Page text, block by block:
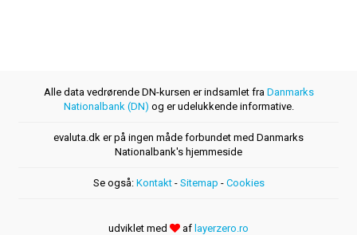
Alle data vedrørende DN-kursen er indsamlet fra Danmarks
Nationalbank (DN) og er udelukkende informative.
evaluta.dk er på ingen måde forbundet med Danmarks
Nationalbank's hjemmeside
Se også: Kontakt- Sitemap - Cookies
udviklet med af layerzero.ro